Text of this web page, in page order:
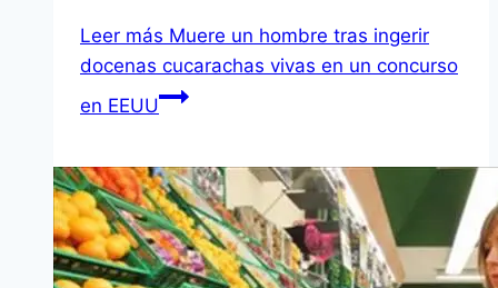
Leer más Muere un hombre tras ingerir
docenas cucarachas vivas en un concurso
en EEUU